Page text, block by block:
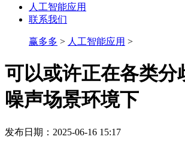
人工智能应用
联系我们
赢多多 > 人工智能应用 >
可以或许正在各类分
噪声场景环境下
发布日期：2025-06-16 15:17